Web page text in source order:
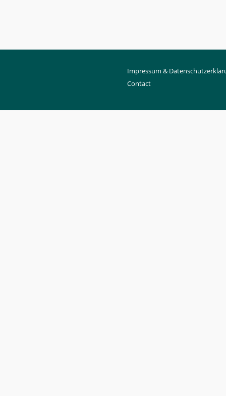
Impressum &
Contact